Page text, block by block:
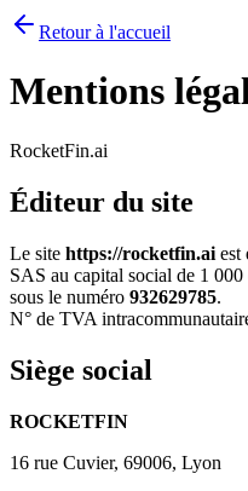
Retour à l'accueil
Mentions
RocketFin.ai
Éditeur du site
Le site https://rocketfin.ai est
SAS au capital social de 1
sous le numéro 932629785.
N° de TVA
Siège social
ROCKETFIN
16 rue Cuvier, 69006, Lyon